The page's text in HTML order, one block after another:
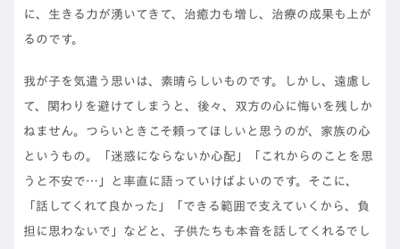
に、生きる力が湧いてきて、治癒力も増し、治療の成果も上が
るのです。
我が子を気遣う思いは、素晴らしいものです。しかし、遠慮し
て、関わりを避けてしまうと、後々、双方の心に悔いを残しか
ねません。つらいときこそ頼ってほしいと思うのが、家族の心
というもの。「迷惑にならないか心配」「これからのことを思
うと不安で…」と率直に語っていけばよいのです。そこに、
「話してくれて良かった」「できる範囲で支えていくから、負
担に思わないで」などと、子供たちも本音を話してくれるでし